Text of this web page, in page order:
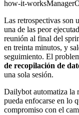
how-it-worksManager
Las retrospectivas son
una de las peor
reunión al final del
en treinta minutos, y
seguimiento. El
de recopilación de
una sola sesión.
Dailybot automatiza la
pueda enfocarse en lo
compromiso con el